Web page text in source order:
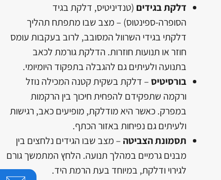
דלקת בגידים (טנדיניטיס, דלקת בגיד
הסופרה-ספינטוס) – מצב שבו מתפתח תהליך
דלקתי בגידי השרוול המסובב, לרוב בעקבות עומס
חוזר או תנועות חוזרות. הדלקת גורמת לכאב
בתנועה ולעיתים גם להגבלה בתפקוד היומיומי.
בורסיטיס – דלקת בשקית קטנה המכילה נוזל
ורקמה שתפקידם להפחית חיכוך בין הרקמות
במפרק. כאשר היא מודלקת, מופיעים כאב, רגישות
ולעיתים גם נפיחות באזור הכתף.
תסמונת הצביטה – מצב שבו הגידים נלחצים בין
מבנים גרמיים במהלך תנועה. הלחץ המתמשך גורם
לגירוי ודלקת, במיוחד בעת הרמת היד.